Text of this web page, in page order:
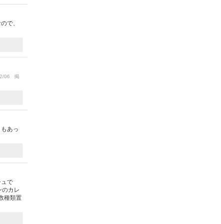
で、
06 掲
あっ
で
のカレ
種類置